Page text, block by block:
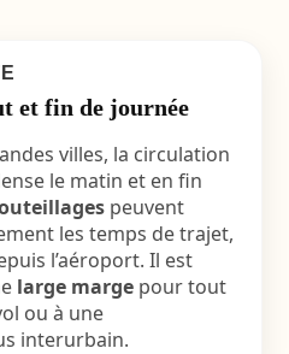
et fin de journée
villes, la circulation
le matin et en fin
peuvent
les temps de trajet,
l’aéroport. Il est
large margepour tout
ou à une
interurbain.